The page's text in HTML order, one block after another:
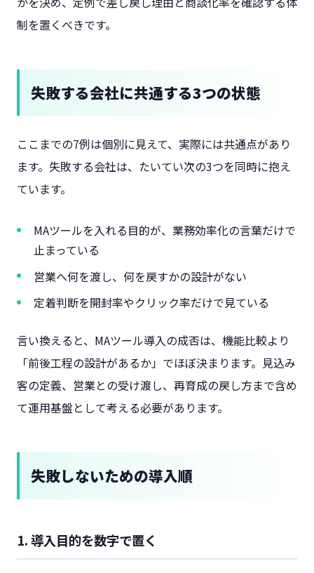
制を置くべきです。
失敗する会社に共通する3つの状態
ここまでの7例は個別に見えて、実際には共通点があり
ます。失敗する会社は、たいてい次の3つを同時に抱え
ています。
MAツールを入れる目的が、業務効率化の言葉だけで
止まっている
営業へ何を渡し、何を戻すかの設計がない
定着判断を開封率やクリック率だけで見ている
言い換えると、MAツール導入の成否は、機能比較より
「前後工程の設計があるか」でほぼ決まります。見込み
客の定義、営業との受け渡し、再育成の戻し方まで含め
て運用基盤として考える必要があります。
失敗しないための導入順
1. 導入目的を数字で置く